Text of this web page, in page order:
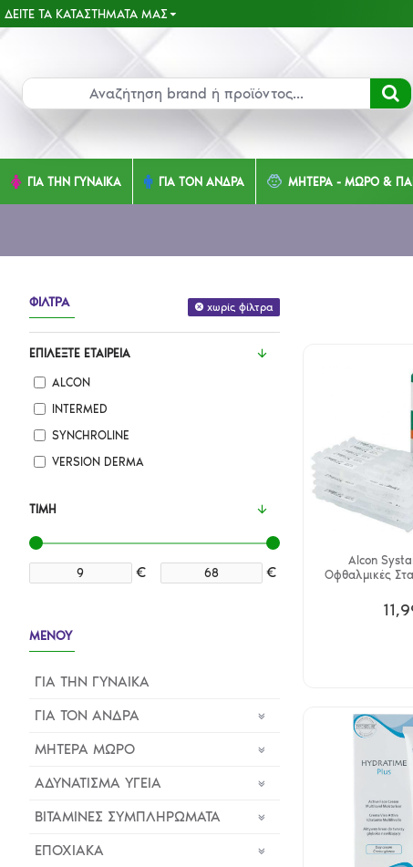
ΔΕΊΤΕ ΤΑ ΚΑΤΑΣΤΉΜΑΤΑ ΜΑΣ
ΓΙΑ ΤΗΝ ΓΥΝΑΙΚΑ ΓΙΑ ΤΟΝ ΑΝΔΡΑ ΜΗΤΕΡΑ - ΜΩΡΟ &
ΦΊΛΤΡΑ χωρίς φίλτρα
ΤΙΜΉ
€ €
ΕΠΙΛΈΞΤΕ ΕΤΑΙΡΕΊΑ
ALCON
INTERMED
SYNCHROLINE
VERSION DERMA
ΜΕΝΟΥ
ΓΙΑ ΤΗΝ ΓΥΝΑΙΚΑ
ΓΙΑ ΤΟΝ ΑΝΔΡΑ
ΜΗΤΕΡΑ ΜΩΡΟ
ΑΔΥΝΑΤΙΣΜΑ ΥΓΕΙΑ
ΒΙΤΑΜΙΝΕΣ ΣΥΜΠΛΗΡΩΜΑΤΑ
ΕΠΟΧΙΑΚΑ
Alcon
Οφθαλμικές